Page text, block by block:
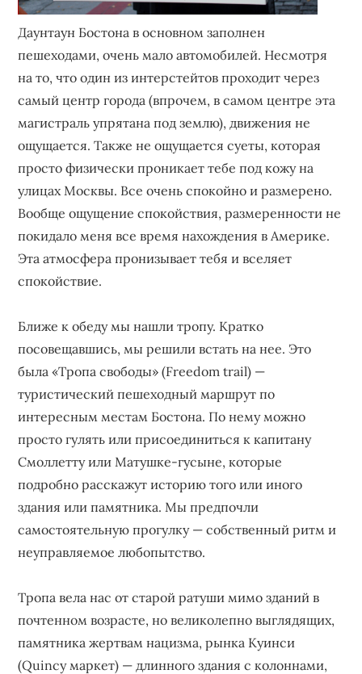
Даунтаун Бостона в основном заполнен
пешеходами, очень мало автомобилей. Несмотря
на то, что один из интерстейтов проходит через
самый центр города (впрочем, в самом центре эта
магистраль упрятана под землю), движения не
ощущается. Также не ощущается суеты, которая
просто физически проникает тебе под кожу на
улицах Москвы. Все очень спокойно и размерено.
Вообще ощущение спокойствия, размеренности не
покидало меня все время нахождения в Америке.
Эта атмосфера пронизывает тебя и вселяет
спокойствие.
Ближе к обеду мы нашли тропу. Кратко
посовещавшись, мы решили встать на нее. Это
была «Тропа свободы» (Freedom trail) —
туристический пешеходный маршрут по
интересным местам Бостона. По нему можно
просто гулять или присоединиться к капитану
Смоллетту или Матушке-гусыне, которые
подробно расскажут историю того или иного
здания или памятника. Мы предпочли
самостоятельную прогулку — собственный ритм и
неуправляемое любопытство.
Тропа вела нас от старой ратуши мимо зданий в
почтенном возрасте, но великолепно выглядящих,
памятника жертвам нацизма, рынка Куинси
(Quincy маркет) — длинного здания с колоннами,